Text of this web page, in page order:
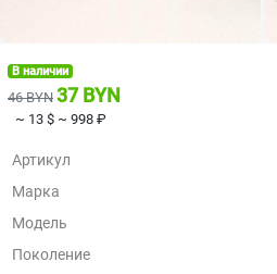
В наличии
46 BYN 37 BYN
~ 13 $ ~ 998 ₽
Артикул
Марка
Модель
Поколение